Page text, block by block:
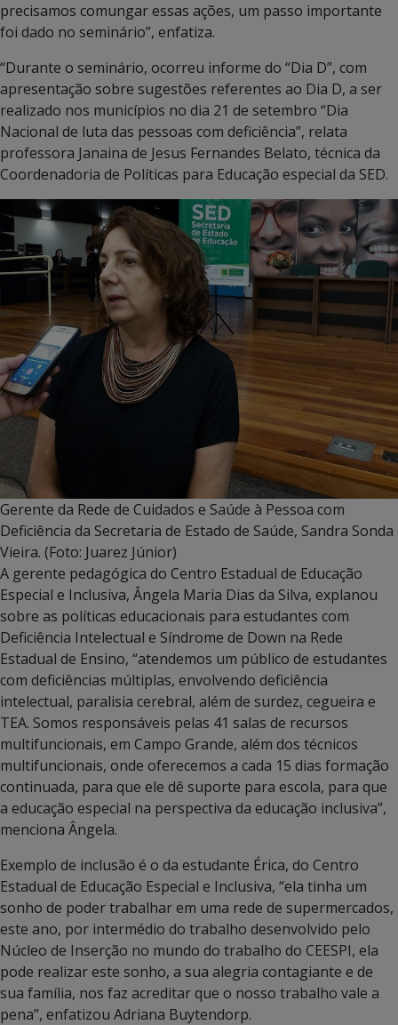
precisamos comungar essas ações, um passo importante
foi dado no seminário”, enfatiza.
“Durante o seminário, ocorreu informe do “Dia D”, com
apresentação sobre sugestões referentes ao Dia D, a ser
realizado nos municípios no dia 21 de setembro “Dia
Nacional de luta das pessoas com deficiência”, relata
professora Janaina de Jesus Fernandes Belato, técnica da
Coordenadoria de Políticas para Educação especial da SED.
Gerente da Rede de Cuidados e Saúde à Pessoa com
Deficiência da Secretaria de Estado de Saúde, Sandra Sonda
Vieira. (Foto: Juarez Júnior)
A gerente pedagógica do Centro Estadual de Educação
Especial e Inclusiva, Ângela Maria Dias da Silva, explanou
sobre as políticas educacionais para estudantes com
Deficiência Intelectual e Síndrome de Down na Rede
Estadual de Ensino, “atendemos um público de estudantes
com deficiências múltiplas, envolvendo deficiência
intelectual, paralisia cerebral, além de surdez, cegueira e
TEA. Somos responsáveis pelas 41 salas de recursos
multifuncionais, em Campo Grande, além dos técnicos
multifuncionais, onde oferecemos a cada 15 dias formação
continuada, para que ele dê suporte para escola, para que
a educação especial na perspectiva da educação inclusiva”,
menciona Ângela.
Exemplo de inclusão é o da estudante Érica, do Centro
Estadual de Educação Especial e Inclusiva, “ela tinha um
sonho de poder trabalhar em uma rede de supermercados,
este ano, por intermédio do trabalho desenvolvido pelo
Núcleo de Inserção no mundo do trabalho do CEESPI, ela
pode realizar este sonho, a sua alegria contagiante e de
sua família, nos faz acreditar que o nosso trabalho vale a
pena”, enfatizou Adriana Buytendorp.